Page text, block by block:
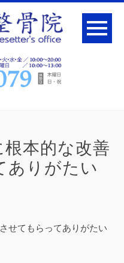
根本的な改善
ありがたい
せてもらってありがたい